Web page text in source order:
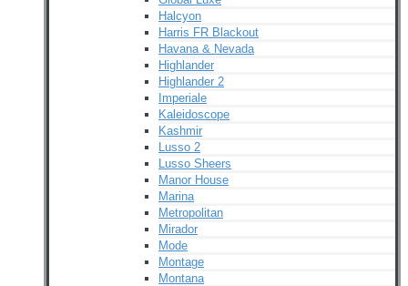
Halcyon
Harris FR Blackout
Havana & Nevada
Highlander
Highlander 2
Imperiale
Kaleidoscope
Kashmir
Lusso 2
Lusso Sheers
Manor House
Marina
Metropolitan
Mirador
Mode
Montage
Montana